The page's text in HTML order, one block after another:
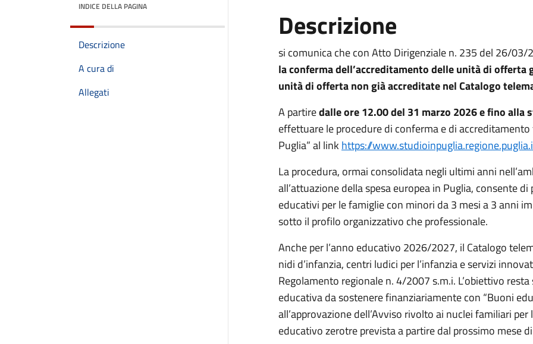
INDICE DELLA PAGINA
Descrizione
A cura di
Allegati
Descrizione
si comunica che con Atto Dirigenziale n. 235 del 26/
la conferma dell’accreditamento delle unità di offerta
unità di offerta non già accreditate nel Catalogo
A partiredalle ore 12.00 del 31 marzo 2026 e fino alla
effettuare le procedure di conferma e di
Puglia” al link https://
La procedura, ormai consolidata negli ultimi anni
all’attuazione della spesa europea in Puglia, consente
educativi per le famiglie con minori da 3 mesi a 3 anni
sotto il profilo organizzativo che professionale.
Anche per l’anno educativo 2026/2027, il Catalogo
nidi d’infanzia, centri ludici per l’infanzia e servizi
Regolamento regionale n. 4/2007 s.m.i. L’obiettivo
educativa da sostenere finanziariamente con “Buoni
all’approvazione dell’Avviso rivolto ai nuclei familiari
educativo zerotre prevista a partire dal prossimo mese